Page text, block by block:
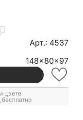
Арт.: 4537
148x80x97
цвете